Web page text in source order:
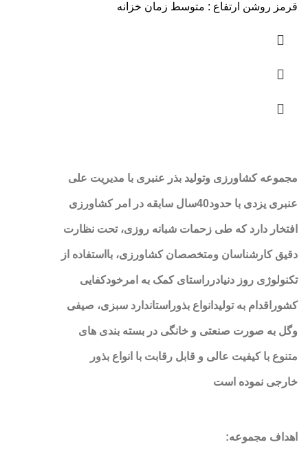
قرمز روشن ارتفاع : متوسط زمان خزانه
مجموعه کشاورزی وتولید بذر عنبری با مدیریت علی
عنبری یزدی با حدود40سال سابقه در امر کشاورزی
افتخار دارد که طی زحمات شبانه روزی، تحت نظارت
دقیق کارشناسان ومتخصصان کشاورزی، بااستفاده از
تکنولوژی روز دنیادرراستای کمک به امرخودکفایی
کشوراقدام به تولیدانواع بذوراستاندارد سبزی، صیفی
وگل به صورت صنعتی و خانگی در بسته بندی های
متنوع با کیفیت عالی و قابل رقابت با انواع بذور
خارجی نموده است
اهداف مجموعه: